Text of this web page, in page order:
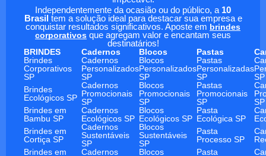
Independentemente da ocasião ou do público, a 10
Brasil tem a solução ideal para destacar sua empresa e
conquistar resultados significativos. Aposte em brindes
corporativos que agregam valor e encantam seus
destinatários!
BRINDES
Cadernos Blocos Pastas
Brindes
Corporativos
SP
Cadernos
Personalizados
SP
Blocos
Personalizados
SP
Pastas
Personalizadas
SP
SP
Brindes
Ecológicos SP
Cadernos
Promocionais
SP
Blocos
Promocionais
SP
Pastas
Promocionais
SP
SP
Brindes em
Bambu SP
Cadernos
Ecológicos SP
Blocos
Ecológicos SP
Pasta
Ecológica SP
Brindes em
Cortiça SP
Cadernos
Sustentáveis
SP
Blocos
Sustentáveis
SP
Pasta
Processo SP
Brindes em
Cadernos
Blocos
Pasta